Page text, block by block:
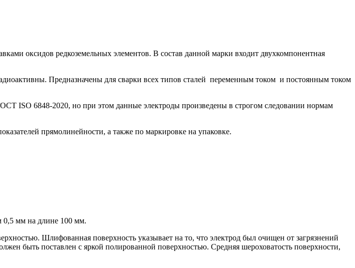
оксидов редкоземельных элементов. В состав данной марки входит двухкомпонентная
Предназначены для сварки всех типов сталей переменным током и постоянным током
ISO 6848-2020, но при этом данные электроды произведены в строгом следовании нормам
прямолинейности, а также по маркировке на упаковке.
0,5 мм на длине 100 мм.
Шлифованная поверхность указывает на то, что электрод был очищен от загрязнений
быть поставлен с яркой полированной поверхностью. Средняя шероховатость поверхности,